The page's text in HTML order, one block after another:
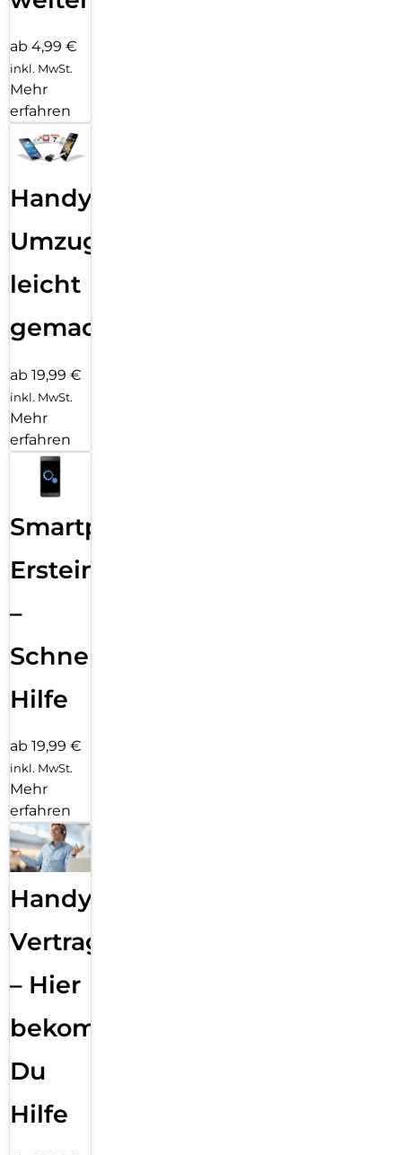
ab 4,99 €
inkl. MwSt.
Mehr
erfahren
Handy
Umzug
leicht
gemacht!
ab 19,99 €
inkl. MwSt.
Mehr
erfahren
Smartphone
Ersteinrichtung
–
Schnelle
Hilfe
ab 19,99 €
inkl. MwSt.
Mehr
erfahren
Handy
Vertragsabwicklung
– Hier
bekommst
Du
Hilfe